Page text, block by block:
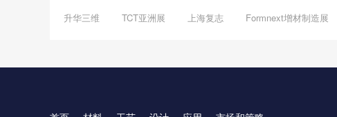
升华三维 TCT亚洲展 上海复志 Formnext增材制造展